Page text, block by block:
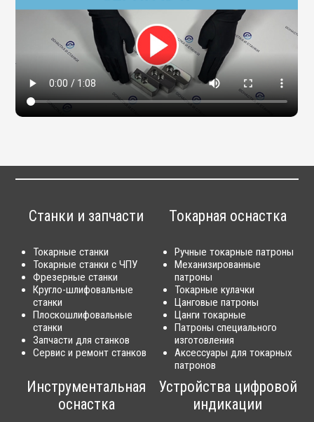
Станки и запчасти
Токарные станки
Токарные станки с ЧПУ
Фрезерные станки
Кругло-шлифовальные
станки
Плоскошлифовальные
станки
Запчасти для станков
Сервис и ремонт станков
Токарная оснастка
Ручные токарные патроны
Механизированные
патроны
Токарные кулачки
Цанговые патроны
Цанги токарные
Патроны специального
изготовления
Аксессуары для токарных
патронов
Инструментальная
оснастка
Устройства цифровой
индикации